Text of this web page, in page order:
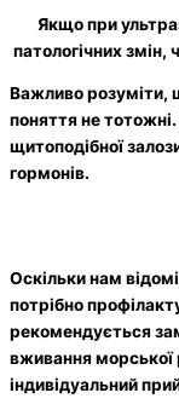
Якщо при
патологічних змін,
Важливо розуміти,
поняття не
щитоподібної
гормонів.
Оскільки нам
потрібно
рекомендується
вживання морської
індивідуальний